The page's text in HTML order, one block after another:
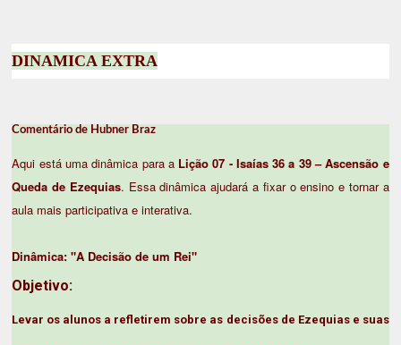
DINAMICA EXTRA
Comentário de Hubner Braz
Aqui está uma dinâmica para a Lição 07 - Isaías 36 a 39 – Ascensão e
Queda de Ezequias. Essa dinâmica ajudará a fixar o ensino e tornar a
aula mais participativa e interativa.
Dinâmica: "A Decisão de um Rei"
Objetivo:
Levar os alunos a refletirem sobre as decisões de Ezequias e suas